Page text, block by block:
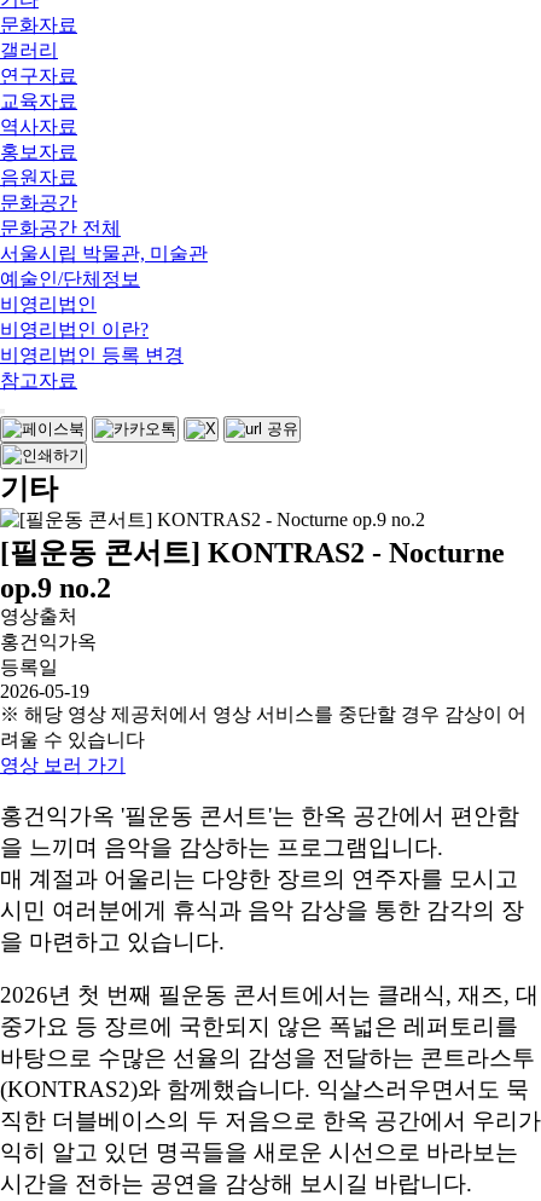
문화자료
갤러리
연구자료
교육자료
역사자료
홍보자료
음원자료
문화공간
문화공간 전체
서울시립 박물관, 미술관
예술인/단체정보
비영리법인
비영리법인 이란?
비영리법인 등록 변경
참고자료
기타
[필운동 콘서트] KONTRAS2 - Nocturne
op.9 no.2
영상출처
홍건익가옥
등록일
2026-05-19
※ 해당 영상 제공처에서 영상 서비스를 중단할 경우 감상이 어
려울 수 있습니다
영상 보러 가기
홍건익가옥 '필운동 콘서트'는 한옥 공간에서 편안함
을 느끼며 음악을 감상하는 프로그램입니다.
매 계절과 어울리는 다양한 장르의 연주자를 모시고
시민 여러분에게 휴식과 음악 감상을 통한 감각의 장
을 마련하고 있습니다.
2026년 첫 번째 필운동 콘서트에서는 클래식, 재즈, 대
중가요 등 장르에 국한되지 않은 폭넓은 레퍼토리를
바탕으로 수많은 선율의 감성을 전달하는 콘트라스투
(KONTRAS2)와 함께했습니다. 익살스러우면서도 묵
직한 더블베이스의 두 저음으로 한옥 공간에서 우리가
익히 알고 있던 명곡들을 새로운 시선으로 바라보는
시간을 전하는 공연을 감상해 보시길 바랍니다.